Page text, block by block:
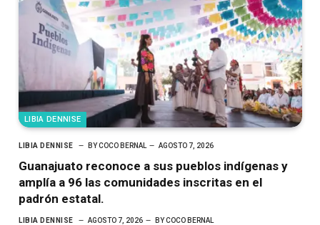
LIBIA DENNISE
LIBIA DENNISE BY COCO BERNAL AGOSTO 7, 2026
Guanajuato reconoce a sus pueblos indígenas y
amplía a 96 las comunidades inscritas en el
padrón estatal.
LIBIA DENNISE AGOSTO 7, 2026 BY COCO BERNAL